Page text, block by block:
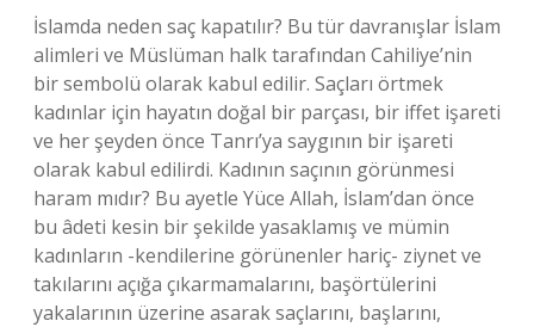
İslamda neden saç kapatılır? Bu tür davranışlar İslam
alimleri ve Müslüman halk tarafından Cahiliye’nin
bir sembolü olarak kabul edilir. Saçları örtmek
kadınlar için hayatın doğal bir parçası, bir iffet işareti
ve her şeyden önce Tanrı’ya saygının bir işareti
olarak kabul edilirdi. Kadının saçının görünmesi
haram mıdır? Bu ayetle Yüce Allah, İslam’dan önce
bu âdeti kesin bir şekilde yasaklamış ve mümin
kadınların -kendilerine görünenler hariç- ziynet ve
takılarını açığa çıkarmamalarını, başörtülerini
yakalarının üzerine asarak saçlarını, başlarını,